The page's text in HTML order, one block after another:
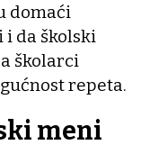
domaći
i da školski
školarci
repeta.
meni